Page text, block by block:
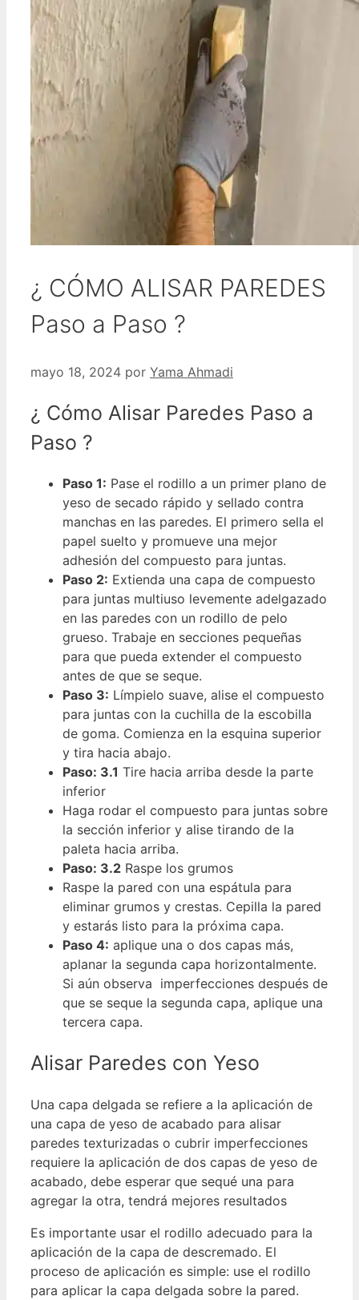
¿ CÓMO ALISAR PAREDES
Paso a Paso ?
mayo 18, 2024 por Yama Ahmadi
¿ Cómo Alisar Paredes Paso a
Paso ?
Paso 1: Pase el rodillo a un primer plano de
yeso de secado rápido y sellado contra
manchas en las paredes. El primero sella el
papel suelto y promueve una mejor
adhesión del compuesto para juntas.
Paso 2: Extienda una capa de compuesto
para juntas multiuso levemente adelgazado
en las paredes con un rodillo de pelo
grueso. Trabaje en secciones pequeñas
para que pueda extender el compuesto
antes de que se seque.
Paso 3: Límpielo suave, alise el compuesto
para juntas con la cuchilla de la escobilla
de goma. Comienza en la esquina superior
y tira hacia abajo.
Paso: 3.1 Tire hacia arriba desde la parte
inferior
Haga rodar el compuesto para juntas sobre
la sección inferior y alise tirando de la
paleta hacia arriba.
Paso: 3.2 Raspe los grumos
Raspe la pared con una espátula para
eliminar grumos y crestas. Cepilla la pared
y estarás listo para la próxima capa.
Paso 4: aplique una o dos capas más,
aplanar la segunda capa horizontalmente.
Si aún observa imperfecciones después de
que se seque la segunda capa, aplique una
tercera capa.
Alisar Paredes con Yeso
Una capa delgada se refiere a la aplicación de
una capa de yeso de acabado para alisar
paredes texturizadas o cubrir imperfecciones
requiere la aplicación de dos capas de yeso de
acabado, debe esperar que sequé una para
agregar la otra, tendrá mejores resultados
Es importante usar el rodillo adecuado para la
aplicación de la capa de descremado. El
proceso de aplicación es simple: use el rodillo
para aplicar la capa delgada sobre la pared.